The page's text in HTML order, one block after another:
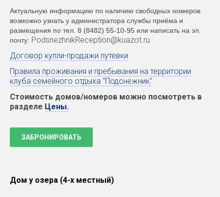
Актуальную информацию по наличию свободных номеров
возможно узнать у администратора службы приёма и
размещения по тел. 8 (8482) 55-10-95 или написать на эл.
почту: PodsnezhnikReception@kuazot.ru.
Договор купли-продажи путевки
Правила проживания и пребывания на территории
клуба семейного отдыха "Подснежник"
Стоимость домов/номеров можно посмотреть в
разделе Цены.
ЗАБРОНИРОВАТЬ
Дом у озера (4-х местный)